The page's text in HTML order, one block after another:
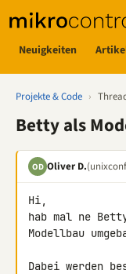
Neuigkeiten
Projekte & Code ›
Betty als
OD Oliver D.
Hi,
hab mal ne
Modellbau
Dabei werden